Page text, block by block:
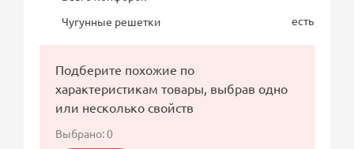
Чугунные решетки
есть
Подберите похожие по
характеристикам товары, выбрав одно
или несколько свойств
Выбрано:0